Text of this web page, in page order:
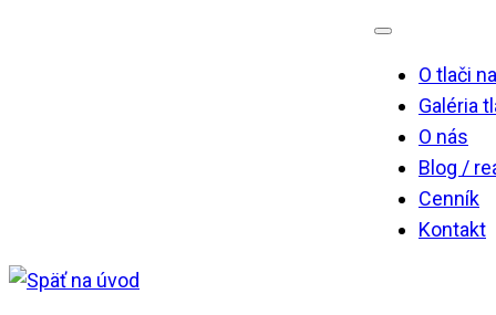
O tlači
Galéria
O nás
Blog /
Cenník
Kontakt